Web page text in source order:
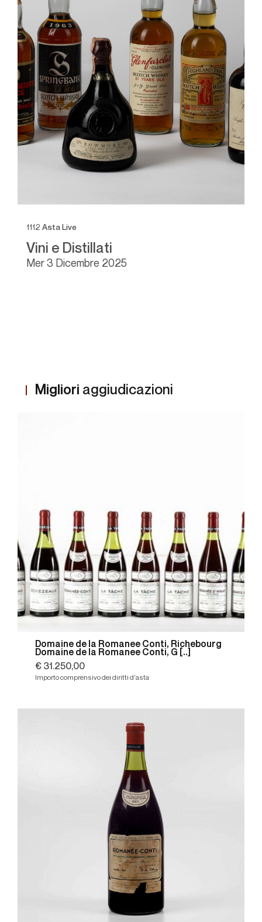
1112 Asta Live
Vini e Distillati
mer 3 Dicembre 2025
Migliori aggiudicazioni
Domaine de la Romanee Conti, Richebourg
Domaine de la Romanee Conti, G [..]
€ 31.250,00
Importo comprensivo dei diritti d'asta